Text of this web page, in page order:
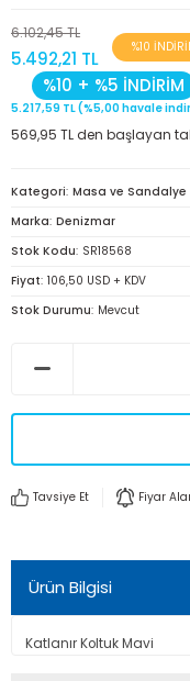
6.102,45 TL
5.492,21 TL
%10
%10 + %5 İNDİRİM
5.217,59 TL (%5,00 havale
569,95 TL den başlayan
Kategori Masa ve Sandalye
Marka Denizmar
Stok Kodu SR18568
Fiyat 106,50 USD + KDV
Stok Durumu Mevcut
Tavsiye Et Fiyar
Ürün Bilgisi
Katlanır Koltuk Mavi